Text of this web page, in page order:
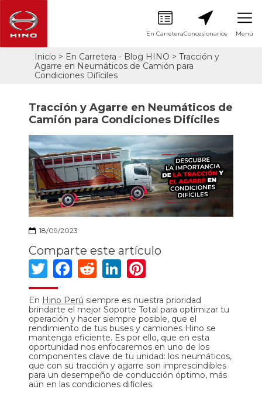
contenido
En CarreteraConcesionarios Menú
Sobrescribir
enlaces
ayuda
a
navegación
Inicio En Carretera - Blog HINO
Tracción y
Agarre en Neumáticos de Camión para
Condiciones Difíciles
Tracción y Agarre en Neumáticos de
Camión para Condiciones Difíciles
18/09/2023
Comparte este artículo
Twitter
Facebook
RedditLinkedIn
En Hino Perú siempre es nuestra prioridad
brindarte el mejor Soporte Total para optimizar tu
operación y hacer siempre posible, que el
rendimiento de tus buses y camiones Hino se
mantenga eficiente. Es por ello, que en esta
oportunidad nos enfocaremos en uno de los
componentes clave de tu unidad: los neumáticos,
que con su tracción y agarre son imprescindibles
para un desempeño de conducción óptimo, más
aún en las condiciones difíciles.